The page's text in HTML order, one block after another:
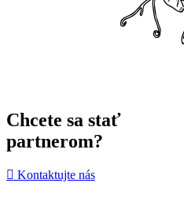
Chcete sa stať
partnerom?
Kontaktujte nás